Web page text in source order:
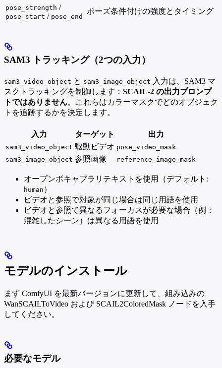
pose_strength /
pose_start / pose_end
ポーズ条件付けの強度とタイミング
SAM3 トラッキング（2つの入力）
sam3_video_object と sam3_image_object 入力は、SAM3 マ
スクトラッキングを制御します： SCAIL-2 の出力プロンプ
トではありません。これらはカラーマスクでどのオブジェク
トを追跡するかを決定します。
入力 ターゲット 出力
sam3_video_object 駆動ビデオ pose_video_mask
sam3_image_object 参照画像 reference_image_mask
オープンボキャブラリテキストを使用（デフォルト:
human ）
ビデオと参照で対象が同じ場合は同じ用語を使用
ビデオと参照で異なるフォーカスが必要な場合（例：
混雑したシーン）は異なる用語を使用
モデルのインストール
まず ComfyUI を最新バージョンに更新して、組み込みの
WanSCAILToVideo および SCAIL2ColoredMask ノードを入手
してください。
必要なモデル